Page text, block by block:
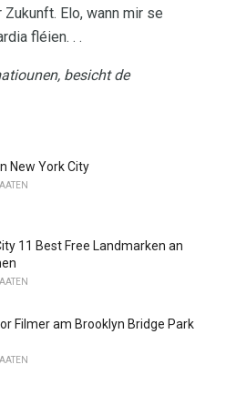
Elo, wann mir se
fléien. . .
besicht de
New York City
11 Best Free Landmarken an
Filmer am Brooklyn Bridge Park